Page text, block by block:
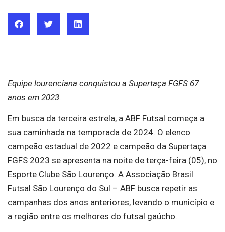
Equipe lourenciana conquistou a Supertaça FGFS 67
anos em 2023.
Em busca da terceira estrela, a ABF Futsal começa a
sua caminhada na temporada de 2024. O elenco
campeão estadual de 2022 e campeão da Supertaça
FGFS 2023 se apresenta na noite de terça-feira (05), no
Esporte Clube São Lourenço. A Associação Brasil
Futsal São Lourenço do Sul – ABF busca repetir as
campanhas dos anos anteriores, levando o município e
a região entre os melhores do futsal gaúcho.